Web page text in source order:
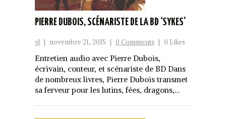
PIERRE DUBOIS, SCÉNARISTE DE LA BD ‘SYKES’
vl | novembre 21, 2015 | 0 Comments | 0 Likes
Entretien audio avec Pierre Dubois,
écrivain, conteur, et scénariste de BD Dans
de nombreux livres, Pierre Dubois transmet
sa ferveur pour les lutins, fées, dragons,…